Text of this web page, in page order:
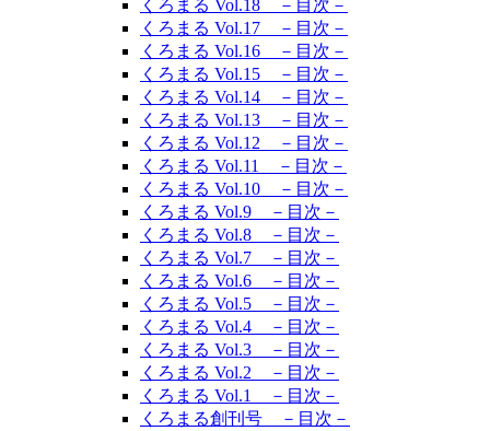
くろまる Vol.18 －目次－
くろまる Vol.17 －目次－
くろまる Vol.16 －目次－
くろまる Vol.15 －目次－
くろまる Vol.14 －目次－
くろまる Vol.13 －目次－
くろまる Vol.12 －目次－
くろまる Vol.11 －目次－
くろまる Vol.10 －目次－
くろまる Vol.9 －目次－
くろまる Vol.8 －目次－
くろまる Vol.7 －目次－
くろまる Vol.6 －目次－
くろまる Vol.5 －目次－
くろまる Vol.4 －目次－
くろまる Vol.3 －目次－
くろまる Vol.2 －目次－
くろまる Vol.1 －目次－
くろまる創刊号 －目次－